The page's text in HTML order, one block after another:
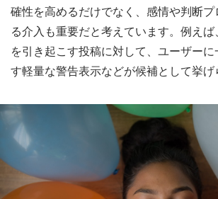
確性を高めるだけでなく、感情や判断
る介入も重要だと考えています。例えば
を引き起こす投稿に対して、ユーザー
す軽量な警告表示などが候補として挙げ